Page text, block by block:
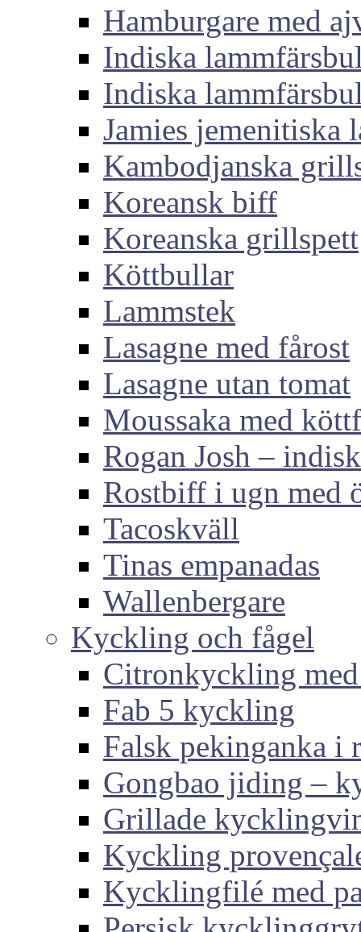
Hamburgare med
Indiska
Indiska
Jamies jemenitiska
Kambodjanska
Koreansk biff
Koreanska grillspett
Köttbullar
Lammstek
Lasagne med fårost
Lasagne utan tomat
Moussaka med
Rogan Josh –
Rostbiff i ugn med
Tacoskväll
Tinas empanadas
Wallenbergare
Kyckling och fågel
Citronkyckling
Fab 5 kyckling
Falsk pekinganka i
Gongbao jiding –
Grillade
Kyckling
Kycklingfilé med